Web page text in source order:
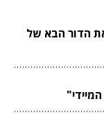
הדור הבא של